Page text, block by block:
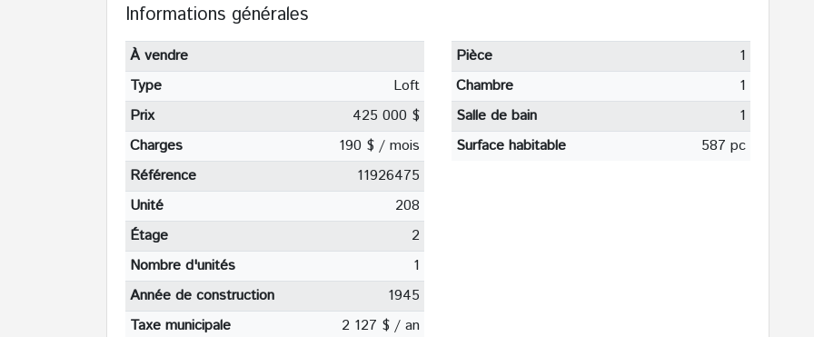
Informations générales
À vendre
Type
Loft
Prix
425 000 $
Charges
190 $ / mois
Référence
11926475
Unité
208
Étage
2
Nombre d'unités
1
Année de construction
1945
Taxe municipale
2 127 $ / an
Pièce
1
Chambre
1
Salle de bain
1
Surface habitable
587 pc